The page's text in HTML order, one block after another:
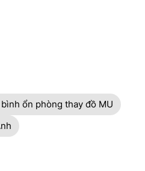
ổn phòng thay đồ MU